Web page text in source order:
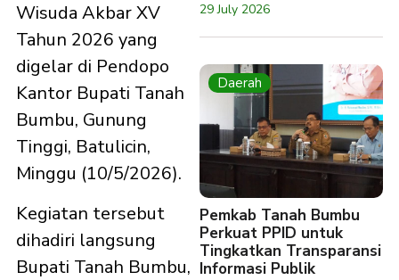
Wisuda Akbar XV
Tahun 2026 yang
digelar di Pendopo
Kantor Bupati Tanah
Bumbu, Gunung
Tinggi, Batulicin,
Minggu (10/5/2026).
Kegiatan tersebut
dihadiri langsung
Bupati Tanah Bumbu,
29 July 2026
Daerah
Pemkab Tanah Bumbu
Perkuat PPID untuk
Tingkatkan Transparansi
Informasi Publik